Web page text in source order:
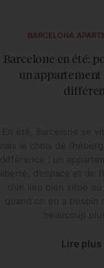
BARCELONA
Barcelone en été:
un
En été, Barcelone se
le choix de
différence : un
liberté, d’espace et de
d’un lieu bien situé
quand on en a besoin
beaucoup
Lire plus